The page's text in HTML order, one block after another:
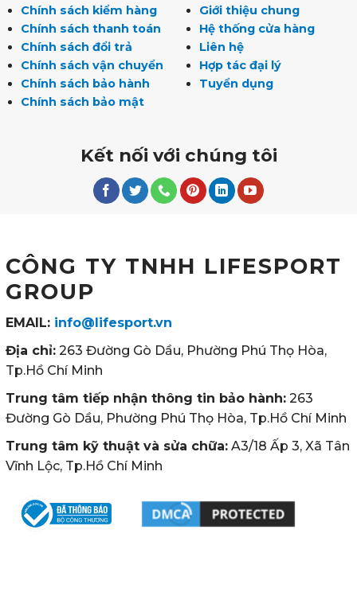
Chính sách kiểm hàng
Chính sách thanh toán
Chính sách đổi trả
Chính sách vận chuyển
Chính sách bảo hành
Chính sách bảo mật
Giới thiệu chung
Hệ thống cửa hàng
Liên hệ
Hợp tác đại lý
Tuyển dụng
Kết nối với chúng tôi
CÔNG TY TNHH LIFESPORT
GROUP
EMAIL: info@lifesport.vn
Địa chỉ: 263 Đường Gò Dầu, Phường Phú Thọ Hòa,
Tp.Hồ Chí Minh
Trung tâm tiếp nhận thông tin bảo hành: 263
Đường Gò Dầu, Phường Phú Thọ Hòa, Tp.Hồ Chí Minh
Trung tâm kỹ thuật và sửa chữa: A3/18 Ấp 3, Xã Tân
Vĩnh Lộc, Tp.Hồ Chí Minh